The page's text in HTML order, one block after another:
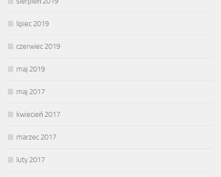
lipiec 2019
czerwiec 2019
maj 2019
maj 2017
kwiecień 2017
marzec 2017
luty 2017